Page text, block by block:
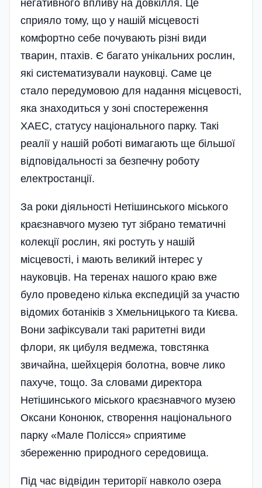
негативного впливу на довкілля. Це
сприяло тому, що у нашій місцевості
комфортно себе почувають різні види
тварин, птахів. Є багато унікальних рослин,
які систематизували науковці. Саме це
стало передумовою для надання місцевості,
яка знаходиться у зоні спостереження
ХАЕС, статусу національного парку. Такі
реалії у нашій роботі вимагають ще більшої
відповідальності за безпечну роботу
електро­станції.
За роки діяльності Нетішинського міського
краєзнавчого музею тут зібрано тематичні
колекції рослин, які ростуть у нашій
місцевості, і мають великий інтерес у
науковців. На теренах нашого краю вже
було проведено кілька експедицій за участю
відомих ботаніків з Хмельницького та Києва.
Вони зафіксували такі раритетні види
флори, як цибуля ведмежа, товстянка
звичайна, шейхцерія болотна, вовче лико
пахуче, тощо. За словами директора
Нетішинського міського краєзнавчого музею
Оксани Кононюк, створення національного
парку «Мале Полісся» сприятиме
збереженню природного середо­вища.
Під час відвідин території навколо озера